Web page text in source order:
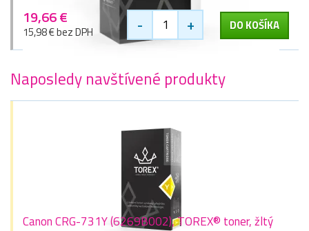
19,66 €
15,98 € bez DPH - + DO KOŠÍKA
Naposledy navštívené produkty
Canon CRG-731Y (6269B002), TOREX® toner, žltý